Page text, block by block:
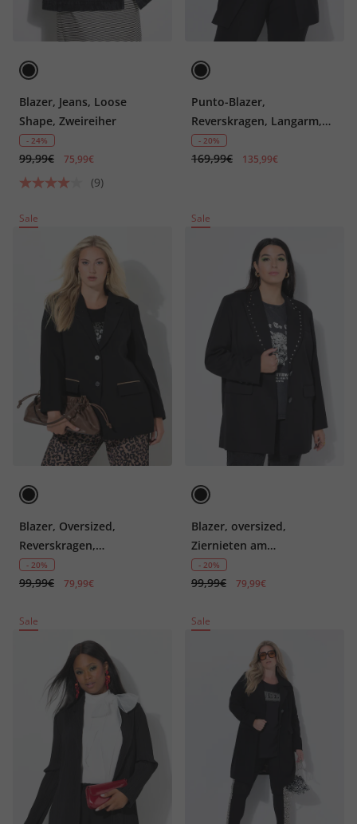
Blazer, Jeans, Loose
Shape, Zweireiher
- 24%
99,99€ 75,99€
(9)
Punto-Blazer,
Reverskragen, Langarm,
Komplettfutter
- 20%
169,99€ 135,99€
Sale
Blazer, Oversized,
Reverskragen,
Rückenschlitz
- 20%
99,99€ 79,99€
Sale
Blazer, oversized,
Ziernieten am
Reverskragen
- 20%
99,99€ 79,99€
Sale Sale